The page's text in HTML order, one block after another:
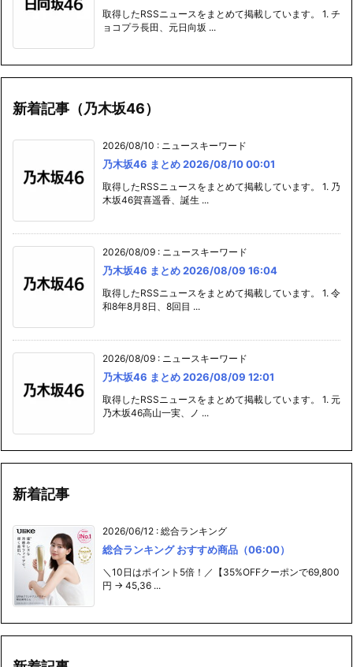
取得したRSSニュースをまとめて掲載しています。 1. チ
ョコプラ長田、元日向坂 ...
新着記事（乃木坂46）
2026/08/10 : ニュースキーワード
乃木坂46 まとめ 2026/08/10 00:01
取得したRSSニュースをまとめて掲載しています。 1. 乃
木坂46賀喜遥香、誕生 ...
2026/08/09 : ニュースキーワード
乃木坂46 まとめ 2026/08/09 16:04
取得したRSSニュースをまとめて掲載しています。 1. 令
和8年8月8日、8回目 ...
2026/08/09 : ニュースキーワード
乃木坂46 まとめ 2026/08/09 12:01
取得したRSSニュースをまとめて掲載しています。 1. 元
乃木坂46高山一実、ノ ...
新着記事
2026/06/12 : 総合ランキング
総合ランキング おすすめ商品（06:00）
＼10日はポイント5倍！／【35%OFFクーポンで69,800
円 → 45,36 ...